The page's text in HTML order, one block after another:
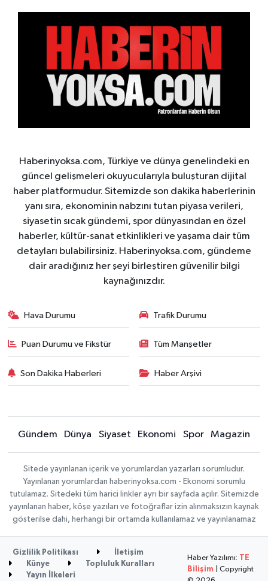
Haberinyoksa.com, Türkiye ve dünya genelindeki en
güncel gelişmeleri okuyucularıyla buluşturan dijital
haber platformudur. Sitemizde son dakika haberlerinin
yanı sıra, ekonominin nabzını tutan piyasa verileri,
siyasetin sıcak gündemi, spor dünyasından en özel
haberler, kültür-sanat etkinlikleri ve yaşama dair tüm
detayları bulabilirsiniz. Haberinyoksa.com, gündeme
dair aradığınız her şeyi birleştiren güvenilir bilgi
kaynağınızdır.
Hava Durumu Trafik Durumu
Puan Durumu ve Fikstür Tüm Manşetler
Son Dakika Haberleri Haber Arşivi
Gündem Dünya Siyaset Ekonomi Spor Magazin
Sitede yayınlanan içerik ve yorumlardan yazarları sorumludur.
Yayınlanan yorumlardan haberinyoksa.com - Ekonomi sorumlu
tutulamaz. Sitedeki tüm harici linkler ayrı bir sayfada açılır. Sitemizde
yayınlanan haber, köşe yazıları ve fotoğraflar izin alınmaksızın kaynak
gösterilse dahi, herhangi bir ortamda kullanılamaz ve yayınlanamaz
Gizlilik Politikası
İletişim
Künye
Topluluk Kuralları
Yayın İlkeleri
Haber Yazılımı: TE
Bilişim | Copyright